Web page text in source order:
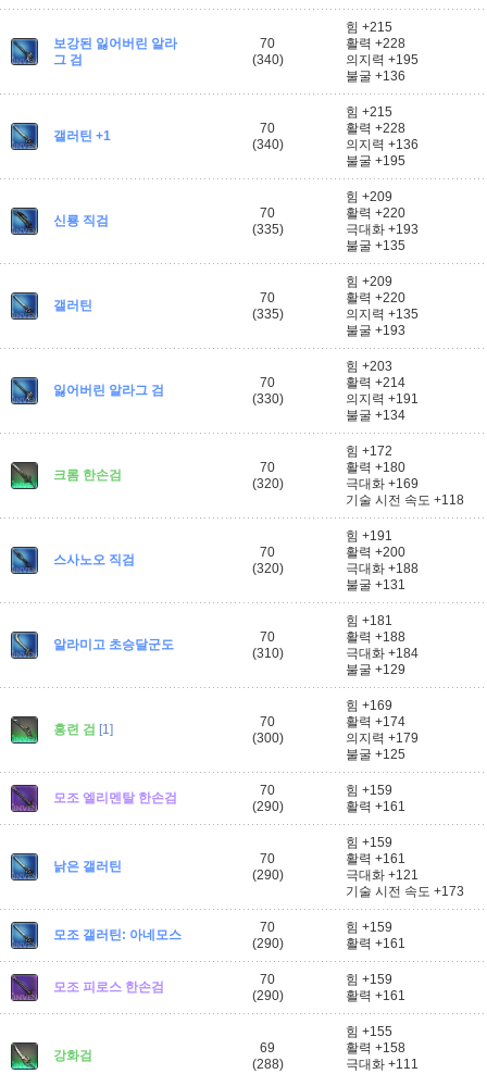
보강된 잃어버린 알라
그 검
70
(340)
힘 +215
활력 +228
의지력 +195
불굴 +136
갤러틴 +1
70
(340)
힘 +215
활력 +228
의지력 +136
불굴 +195
신룡 직검
70
(335)
힘 +209
활력 +220
극대화 +193
불굴 +135
갤러틴
70
(335)
힘 +209
활력 +220
의지력 +135
불굴 +193
잃어버린 알라그 검
70
(330)
힘 +203
활력 +214
의지력 +191
불굴 +134
크롬 한손검
70
(320)
힘 +172
활력 +180
극대화 +169
기술 시전 속도 +118
스사노오 직검
70
(320)
힘 +191
활력 +200
극대화 +188
불굴 +131
알라미고 초승달군도
70
(310)
힘 +181
활력 +188
극대화 +184
불굴 +129
홍련 검 [1]
70
(300)
힘 +169
활력 +174
의지력 +179
불굴 +125
모조 엘리멘탈 한손검
70
(290)
힘 +159
활력 +161
낡은 갤러틴
70
(290)
힘 +159
활력 +161
극대화 +121
기술 시전 속도 +173
모조 갤러틴: 아네모스
70
(290)
힘 +159
활력 +161
모조 피로스 한손검
70
(290)
힘 +159
활력 +161
강화검
69
(288)
힘 +155
활력 +158
극대화 +111